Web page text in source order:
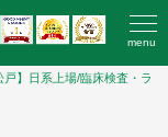
menu
戸】日系上場/臨床検査・ラ